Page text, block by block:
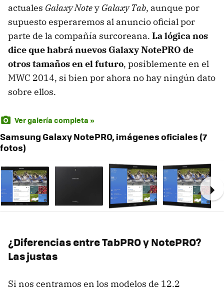
actuales Galaxy Notey Galaxy Tab, aunque por
supuesto esperaremos al anuncio oficial por
parte de la compañía surcoreana. La lógica nos
dice que habrá nuevos Galaxy NotePRO de
otros tamaños en el futuro, posiblemente en el
MWC 2014, si bien por ahora no hay ningún dato
sobre ellos.
Ver galería completa »
Samsung Galaxy NotePRO, imágenes oficiales (7
fotos)
¿Diferencias entre TabPRO y NotePRO?
Las justas
Si nos centramos en los modelos de 12.2